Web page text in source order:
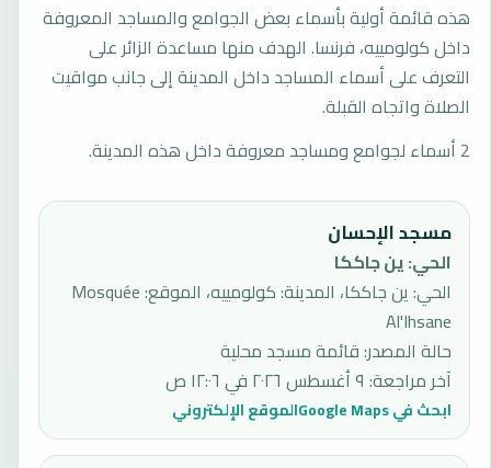
هذه قائمة أولية بأسماء بعض الجوامع والمساجد المعروفة
داخل كولومييه، فرنسا. الهدف منها مساعدة الزائر على
التعرف على أسماء المساجد داخل المدينة إلى جانب مواقيت
الصلاة واتجاه القبلة.
2 أسماء لجوامع ومساجد معروفة داخل هذه المدينة.
مسجد الإحسان
الحي:ين جاككا
الحي: ين جاككا، المدينة: كولومييه، الموقع: Mosquée
Al'Ihsane
حالة المصدر:قائمة مسجد محلية
آخر مراجعة: ٩ أغسطس ٢٠٢٦ في ١٢:٠٦ ص
ابحث في Google Maps الموقع الإلكتروني